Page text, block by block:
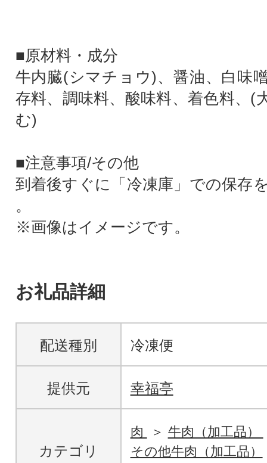
■原材料・成分
牛内臓(シマチョウ)、醤油、白味
存料、調味料、酸味料、着色料、(
む)
■注意事項/その他
到着後すぐに「冷凍庫」での保存
。
※画像はイメージです。
お礼品詳細
配送種別 冷凍便
提供元 幸福亭
カテゴリ
肉
牛肉（加工品）
その他牛肉（加工品）